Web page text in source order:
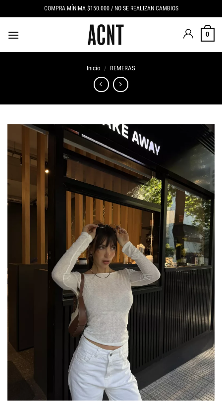
al
contenido
COMPRA MÍNIMA $150.000 / NO SE REALIZAN CAMBIOS
0
Inicio / REMERAS